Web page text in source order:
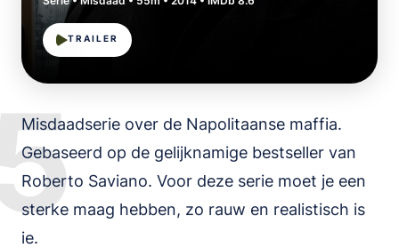
TRAILER
Misdaadserie over de Napolitaanse maffia.
Gebaseerd op de gelijknamige bestseller van
Roberto Saviano. Voor deze serie moet je een
sterke maag hebben, zo rauw en realistisch is
ie.